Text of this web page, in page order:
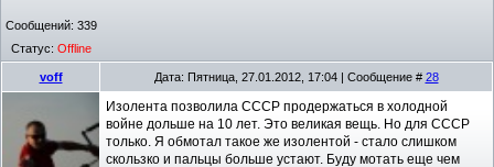
Сообщений: 339
Статус: Offline
voff Дата: Пятница, 27.01.2012, 17:04 | Сообщение # 28
Изолента позволила СССР продержаться в холодной
войне дольше на 10 лет. Это великая вещь. Но для СССР
только. Я обмотал такое же изолентой - стало слишком
скользко и пальцы больше устают. Буду мотать еще чем